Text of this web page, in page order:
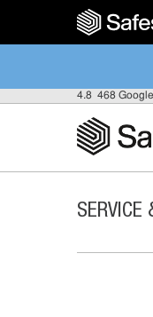
4.8 468
SERVICE